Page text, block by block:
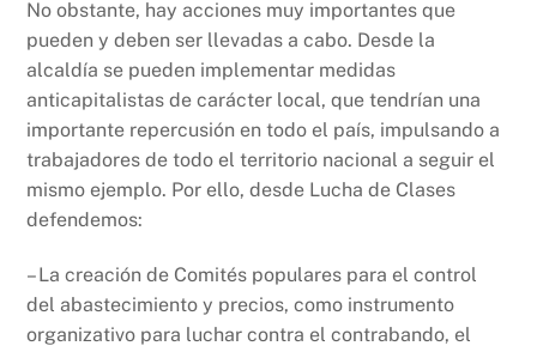
No obstante, hay acciones muy importantes que
pueden y deben ser llevadas a cabo. Desde la
alcaldía se pueden implementar medidas
anticapitalistas de carácter local, que tendrían una
importante repercusión en todo el país, impulsando a
trabajadores de todo el territorio nacional a seguir el
mismo ejemplo. Por ello, desde Lucha de Clases
defendemos:
– La creación de Comités populares para el control
del abastecimiento y precios, como instrumento
organizativo para luchar contra el contrabando, el